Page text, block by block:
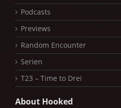
Podcasts
Previews
Random Encounter
Serien
T23 – Time to Drei
About Hooked